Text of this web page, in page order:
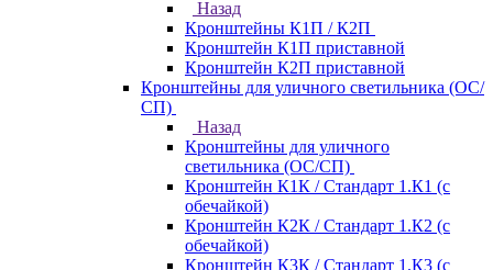
Назад
Кронштейны К1П / К2П
Кронштейн К1П приставной
Кронштейн К2П приставной
Кронштейны для уличного светильника (ОС/
СП)
Назад
Кронштейны для уличного
светильника (ОС/СП)
Кронштейн К1К / Стандарт 1.К1 (с
обечайкой)
Кронштейн К2К / Стандарт 1.К2 (с
обечайкой)
Кронштейн К3К / Стандарт 1.К3 (с